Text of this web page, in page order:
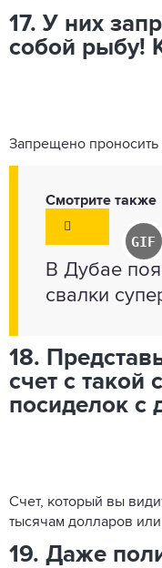
17. У них
собой рыбу!
Запрещено проносить
Смотрите также
В Дубае
свалки
18.
счет с такой
посиделок с
Счет, который вы
тысячам долларов
19. Даже